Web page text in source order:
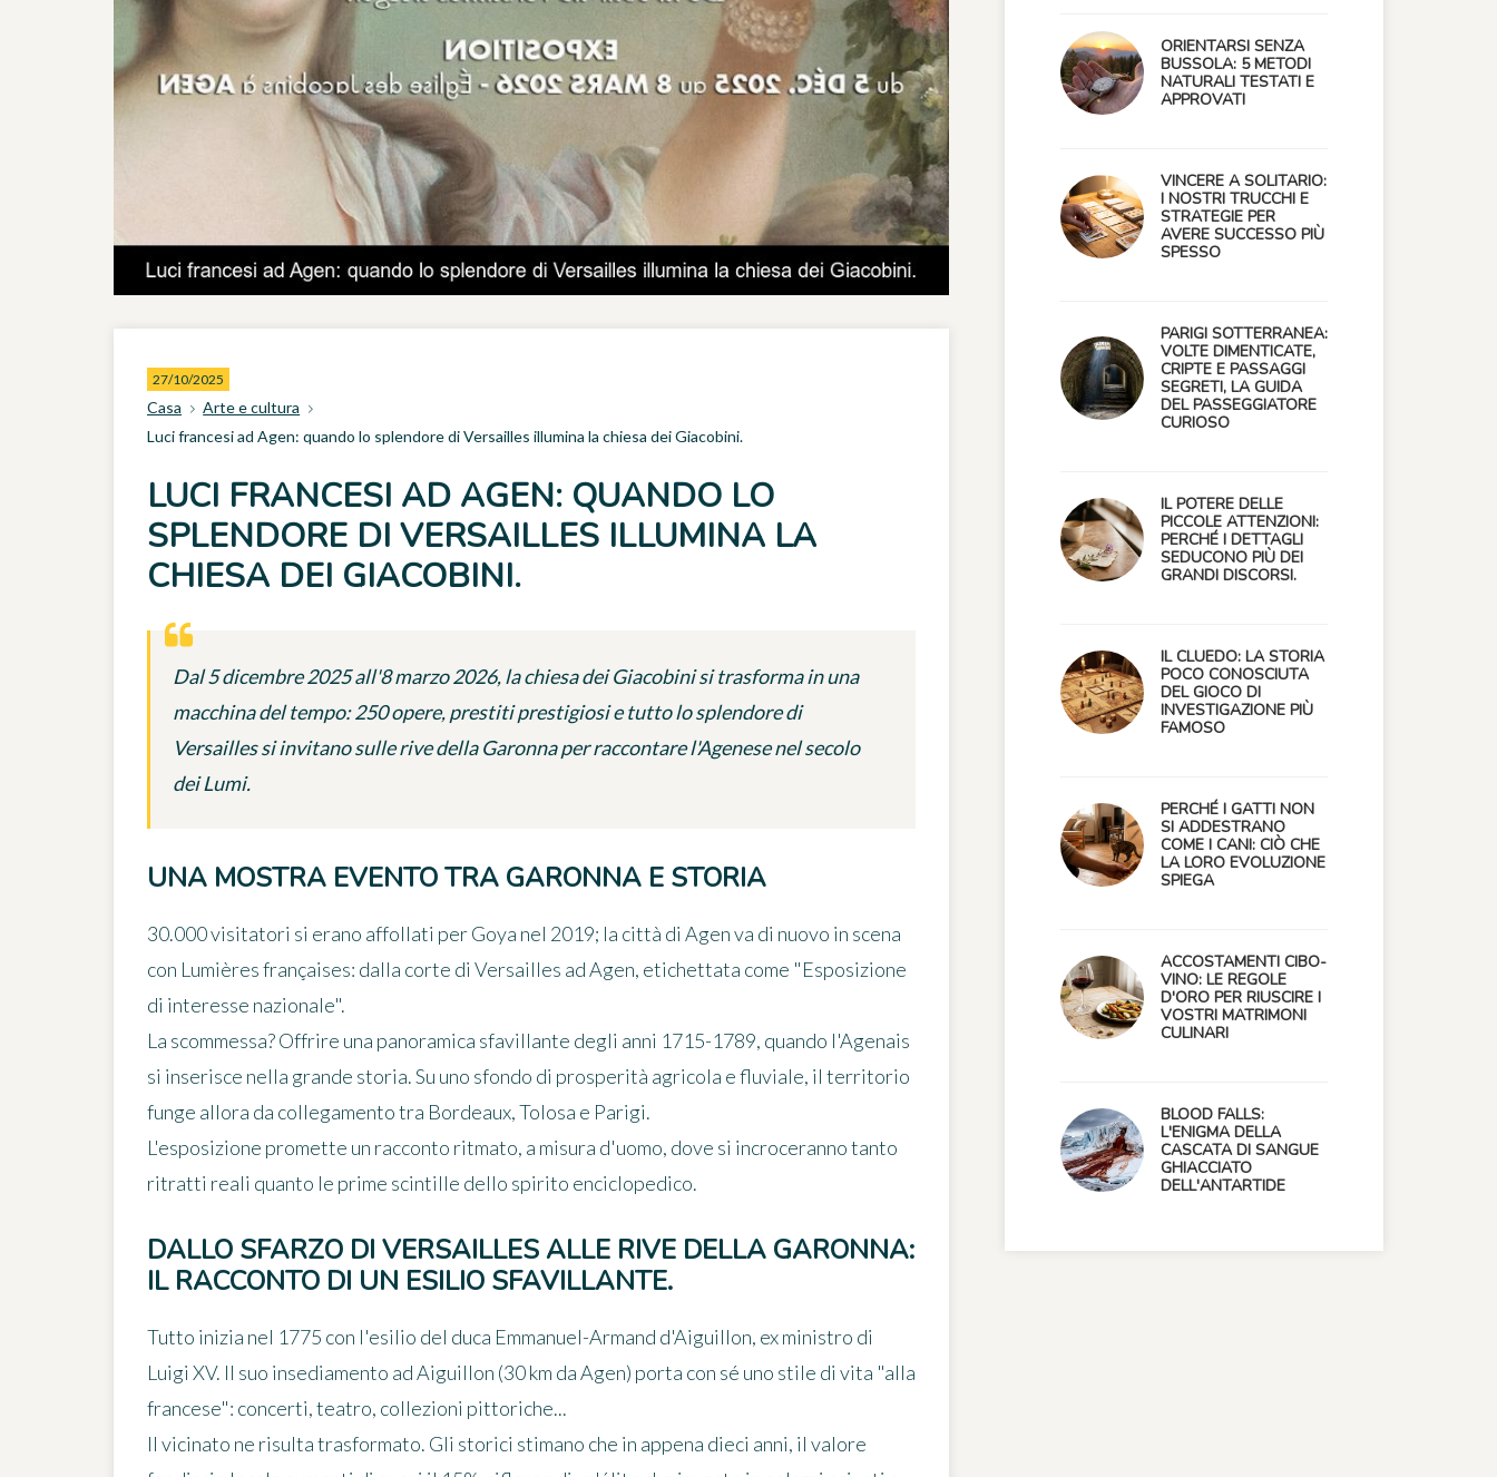
27/10/2025
Casa
Arte e cultura
Luci francesi ad Agen: quando lo splendore di Versailles illumina la chiesa dei Giacobini.
LUCI FRANCESI AD AGEN: QUANDO LO
SPLENDORE DI VERSAILLES ILLUMINA LA
CHIESA DEI GIACOBINI.
Dal 5 dicembre 2025 all'8 marzo 2026, la chiesa dei Giacobini si trasforma in una
macchina del tempo: 250 opere, prestiti prestigiosi e tutto lo splendore di
Versailles si invitano sulle rive della Garonna per raccontare l'Agenese nel secolo
dei Lumi.
UNA MOSTRA EVENTO TRA GARONNA E STORIA
30.000 visitatori si erano affollati per Goya nel 2019; la città di Agen va di nuovo in scena
con Lumières françaises: dalla corte di Versailles ad Agen, etichettata come "Esposizione
di interesse nazionale".
La scommessa? Offrire una panoramica sfavillante degli anni 1715-1789, quando l'Agenais
si inserisce nella grande storia. Su uno sfondo di prosperità agricola e fluviale, il territorio
funge allora da collegamento tra Bordeaux, Tolosa e Parigi.
L'esposizione promette un racconto ritmato, a misura d'uomo, dove si incroceranno tanto
ritratti reali quanto le prime scintille dello spirito enciclopedico.
DALLO SFARZO DI VERSAILLES ALLE RIVE DELLA GARONNA:
IL RACCONTO DI UN ESILIO SFAVILLANTE.
Tutto inizia nel 1775 con l'esilio del duca Emmanuel-Armand d'Aiguillon, ex ministro di
Luigi XV. Il suo insediamento ad Aiguillon (30 km da Agen) porta con sé uno stile di vita "alla
francese": concerti, teatro, collezioni pittoriche...
Il vicinato ne risulta trasformato. Gli storici stimano che in appena dieci anni, il valore
ORIENTARSI SENZA
BUSSOLA: 5 METODI
NATURALI TESTATI E
APPROVATI
VINCERE A SOLITARIO:
I NOSTRI TRUCCHI E
STRATEGIE PER
AVERE SUCCESSO PIÙ
SPESSO
PARIGI SOTTERRANEA:
VOLTE DIMENTICATE,
CRIPTE E PASSAGGI
SEGRETI, LA GUIDA
DEL PASSEGGIATORE
CURIOSO
IL POTERE DELLE
PICCOLE ATTENZIONI:
PERCHÉ I DETTAGLI
SEDUCONO PIÙ DEI
GRANDI DISCORSI.
IL CLUEDO: LA STORIA
POCO CONOSCIUTA
DEL GIOCO DI
INVESTIGAZIONE PIÙ
FAMOSO
PERCHÉ I GATTI NON
SI ADDESTRANO
COME I CANI: CIÒ CHE
LA LORO EVOLUZIONE
SPIEGA
ACCOSTAMENTI CIBO-
VINO: LE REGOLE
D'ORO PER RIUSCIRE I
VOSTRI MATRIMONI
CULINARI
BLOOD FALLS:
L'ENIGMA DELLA
CASCATA DI SANGUE
GHIACCIATO
DELL'ANTARTIDE